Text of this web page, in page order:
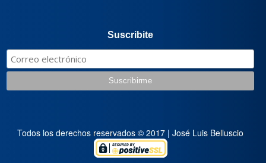
Suscribite
Todos los derechos reservados © 2017 | José Luis Belluscio